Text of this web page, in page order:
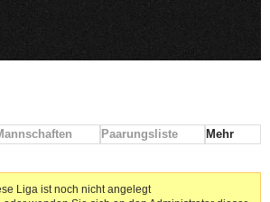
Paarungsliste Mehr
Liga ist noch nicht angelegt